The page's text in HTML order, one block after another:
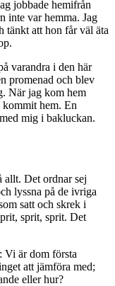
jobbade hemifrån
inte var hemma. Jag
tänkt att hon får väl äta
varandra i den här
promenad och blev
När jag kom hem
kommit hem. En
mig i bakluckan.
allt. Det ordnar sej
lyssna på de ivriga
satt och skrek i
sprit, sprit. Det
är dom första
att jämföra med;
eller hur?